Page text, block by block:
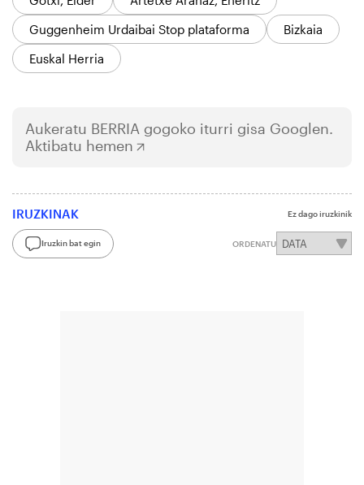
Guggenheim Urdaibai Stop plataforma
Bizkaia
Euskal Herria
Aukeratu BERRIA gogoko iturri gisa Googlen.
Aktibatu hemen
IRUZKINAK Ez dago iruzkinik
Iruzkin bat egin ORDENATU